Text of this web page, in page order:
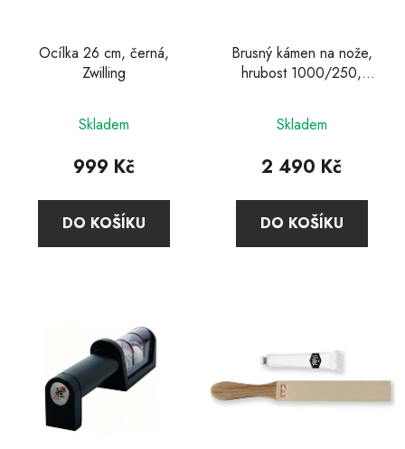
Ocílka 26 cm, černá,
Zwilling
hodnocení
produktu
5,0
z
Skladem
999 Kč
DO KOŠÍKU
Brusný kámen na nože,
hrubost 1000/250,
hodnocení
produktu
4,9
z
Skladem
2 490 Kč
DO KOŠÍKU